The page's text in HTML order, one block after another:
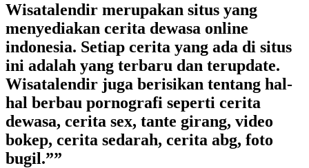
Wisatalendir merupakan situs yang
menyediakan cerita dewasa online
indonesia. Setiap cerita yang ada di situs
ini adalah yang terbaru dan terupdate.
Wisatalendir juga berisikan tentang hal-
hal berbau pornografi seperti cerita
dewasa, cerita sex, tante girang, video
bokep, cerita sedarah, cerita abg, foto
bugil.””